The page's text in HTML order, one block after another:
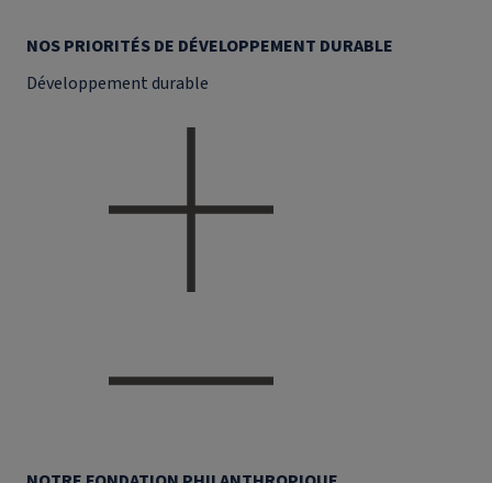
NOS PRIORITÉS DE DÉVELOPPEMENT DURABLE
Développement durable